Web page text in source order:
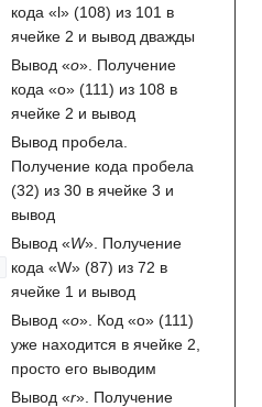
кода «l» (108) из 101 в
ячейке 2 и вывод дважды
Вывод «o». Получение
кода «o» (111) из 108 в
ячейке 2 и вывод
Вывод пробела.
Получение кода пробела
(32) из 30 в ячейке 3 и
вывод
Вывод «W». Получение
кода «W» (87) из 72 в
ячейке 1 и вывод
Вывод «o». Код «o» (111)
уже находится в ячейке 2,
просто его выводим
Вывод «r». Получение